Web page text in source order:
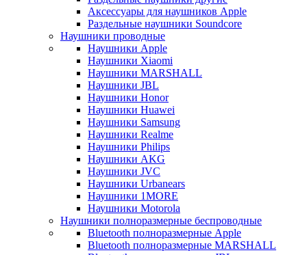
Аксессуары для наушников Apple
Раздельные наушники Soundcore
Наушники проводные
Наушники Apple
Наушники Xiaomi
Наушники MARSHALL
Наушники JBL
Наушники Honor
Наушники Huawei
Наушники Samsung
Наушники Realme
Наушники Philips
Наушники AKG
Наушники JVC
Наушники Urbanears
Наушники 1MORE
Наушники Motorola
Наушники полноразмерные беспроводные
Bluetooth полноразмерные Apple
Bluetooth полноразмерные MARSHALL